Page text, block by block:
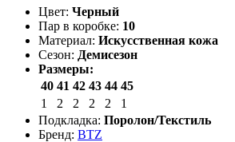
Цвет: Черный
Пар в коробке: 10
Материал: Искусственная кожа
Сезон: Демисезон
Размеры:
40 41 42 43 44 45
1
2 2 2 2
1
Подкладка: Поролон/Текстиль
Бренд: BTZ